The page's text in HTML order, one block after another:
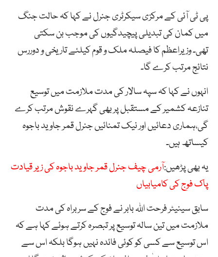
پی ٹی آئی کے مرکزی سیکرٹری جنرل نے کہا کہ حالت جنگ
میں کمان کی تبدیلی پیچیدگیوں کی موجب بن سکتی
تھی۔ وزیراعظم کا فیصلہ ملک و قوم کیلئے تاریخی و دوررس
نتائج مرتب کرے گا۔
انہوں نے کہا کہ سپہ سالار کی مدت ملازمت میں توسیع
تنازعہ کشمیر کے مستقبل پر بھی گہرے نقوش مرتب کرے
گی،ہماری دعائیں اور نیک تمنائیں جنرل قمر جاوید باجوہ
کیساتھ ہیں۔
یہ بھی پڑھیں:آرمی چیف جنرل قمر جاوید باجوہ کی زیر قیادت
پاک فوج کی کامیابیاں
سابق سینیٹر فرحت اللہ بابر نے فوج کے سربراہ کی مدت
ملازمت میں تین سالہ توسیع پر تبصرہ کرتے ہوئے کہا ہے کہ
اس توسیع سے کسی کو کوئی فائدہ نہیں ہوگا بلکہ اس سے